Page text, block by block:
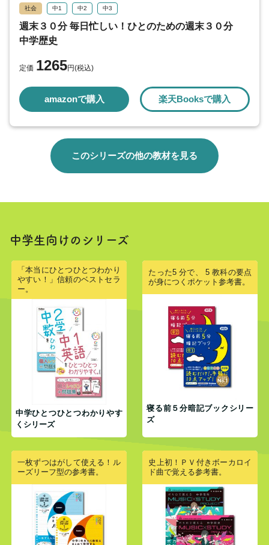
社会 中1 中2 中3
週末３０分 毎日忙しい！ひとのための週末３０分
中学歴史
定価 1265円(税込)
amazonで購入 楽天Booksで購入
このシリーズの他の教材を見る
中学生向けのシリーズ
「本当にひとつひとつわかり
やすい！」信頼のベストセラ
ー。
中学ひとつひとつわかりやす
くシリーズ
たった5 分で、 5 教科の要点
が身につくポケット参考書。
寝る前５分暗記ブックシリー
ズ
一枚ずつはがして使える！ル
ーズリーフ型の参考書。
史上初！ＰＶ付きボーカロイ
ド曲で覚える参考書。